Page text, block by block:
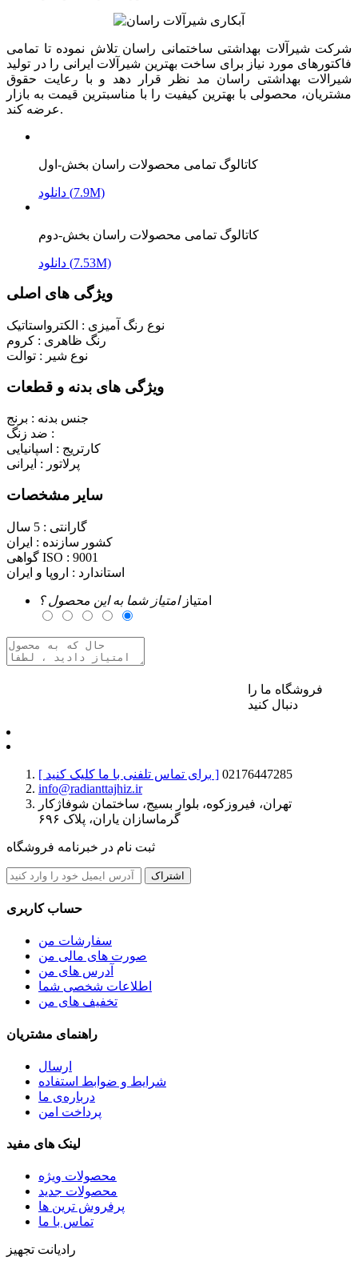
شرکت شیرآلات بهداشتی ساختمانی راسان تلاش نموده تا تمامی
فاکتورهای مورد نیاز برای ساخت بهترین شیرآلات ایرانی را در تولید
شیرالات بهداشتی راسان مد نظر قرار دهد و با رعایت حقوق
مشتریان، محصولی با بهترین کیفیت را با مناسبترین قیمت به بازار
عرضه کند.
کاتالوگ تمامی محصولات راسان بخش-اول
دانلود (7.9M)
کاتالوگ تمامی محصولات راسان بخش-دوم
دانلود (7.53M)
ویژگی های اصلی
نوع رنگ آمیزی : الکترواستاتیک
رنگ ظاهری : کروم
نوع شیر : توالت
ویژگی های بدنه و قطعات
جنس بدنه : برنج
ضد زنگ :
کارتریج : اسپانیایی
پرلاتور : ایرانی
سایر مشخصات
گارانتی : 5 سال
کشور سازنده : ایران
گواهی ISO : 9001
استاندارد : اروپا و ایران
امتیازامتیاز شما به این محصول ؟
فروشگاه ما را
دنبال کنید
[ برای تماس تلفنی با ما کلیک کنید ] 02176447285
info@radianttajhiz.ir
تهران، فیروزکوه، بلوار بسیج، ساختمان شوفاژکار
گرماسازان یاران، پلاک ۶۹۶
ثبت نام در خبرنامه فروشگاه
اشتراک
حساب کاربری
سفارشات من
صورت های مالی من
آدرس های من
اطلاعات شخصی شما
تخفیف های من
راهنمای مشتریان
ارسال
شرایط و ضوابط استفاده
درباره‌ی ما
پرداخت امن
لینک های مفید
محصولات ویژه
محصولات جدید
پرفروش ترین‌ ها
تماس با ما
رادیانت تجهیز